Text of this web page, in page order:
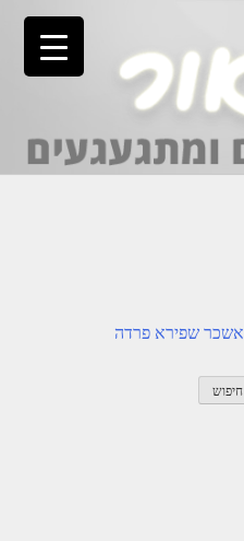
אשכר שפירא פרדה